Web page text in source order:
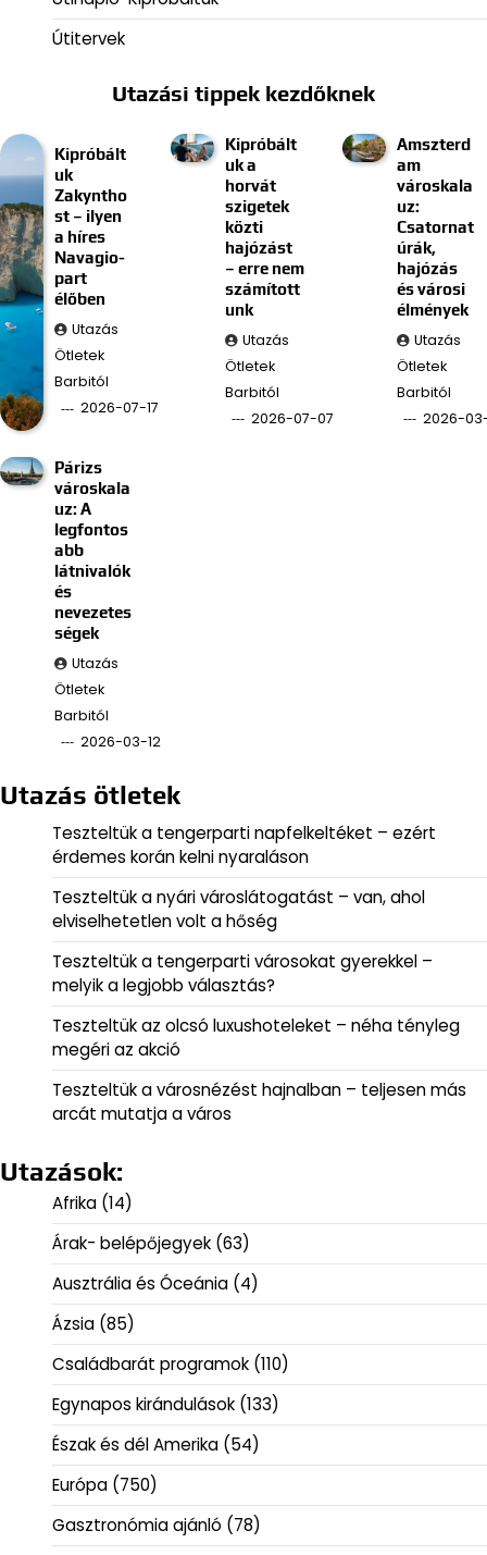
Útitervek
Utazási tippek kezdőknek
Kipróbált
uk
Zakyntho
st – ilyen
a híres
Navagio-
part
élőben
Utazás
Ötletek
Barbitól
2026-07-17
Kipróbált
uk a
horvát
szigetek
közti
hajózást
– erre nem
számított
unk
Utazás
Ötletek
Barbitól
2026-07-07
Amszterd
am
városkala
uz:
Csatornat
úrák,
hajózás
és városi
élmények
Utazás
Ötletek
Barbitól
2026-
Párizs
városkala
uz: A
legfontos
abb
látnivalók
és
nevezetes
ségek
Utazás
Ötletek
Barbitól
2026-03-12
Utazás ötletek
Teszteltük a tengerparti napfelkeltéket – ezért
érdemes korán kelni nyaraláson
Teszteltük a nyári városlátogatást – van, ahol
elviselhetetlen volt a hőség
Teszteltük a tengerparti városokat gyerekkel –
melyik a legjobb választás?
Teszteltük az olcsó luxushoteleket – néha tényleg
megéri az akció
Teszteltük a városnézést hajnalban – teljesen más
arcát mutatja a város
Utazások:
Afrika (14)
Árak- belépőjegyek (63)
Ausztrália és Óceánia (4)
Ázsia (85)
Családbarát programok (110)
Egynapos kirándulások (133)
Észak és dél Amerika (54)
Európa (750)
Gasztronómia ajánló (78)